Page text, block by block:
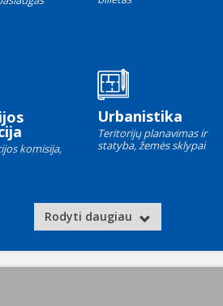
komisija,
Urbanistika
Teritorijų planavimas ir
statyba, žemės sklypai
Rodyti daugiau